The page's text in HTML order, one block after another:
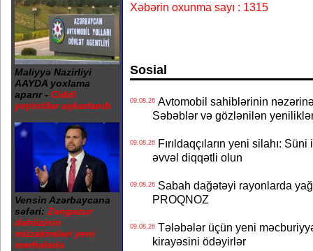
Maliyyə Nazirliyi
AAYDA yoxlama
aparır - Ciddi
yeyintilər aşkarlanıb
Vensin Azərbaycana
səfəri: Zəngəzur
dəhlizinin
müzakirələri yeni
mərhələdə
Xəbərin oxunma sayı : 1315
Sosial
09.08.26Avtomobil sahiblərinin
Səbəblər və gözlənilən
09.08.26Fırıldaqçıların yeni silahı:
əvvəl diqqətli olun
09.08.26Sabah dağətəyi rayonlarda
PROQNOZ
09.08.26Tələbələr üçün yeni
kirayəsini ödəyirlər